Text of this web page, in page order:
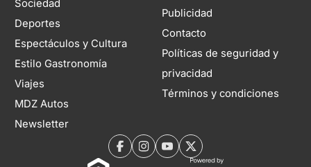
Sociedad
Deportes
Espectáculos y Cultura
Estilo Gastronomía
Viajes
MDZ Autos
Newsletter
Publicidad
Contacto
Políticas de seguridad y
privacidad
Términos y condiciones